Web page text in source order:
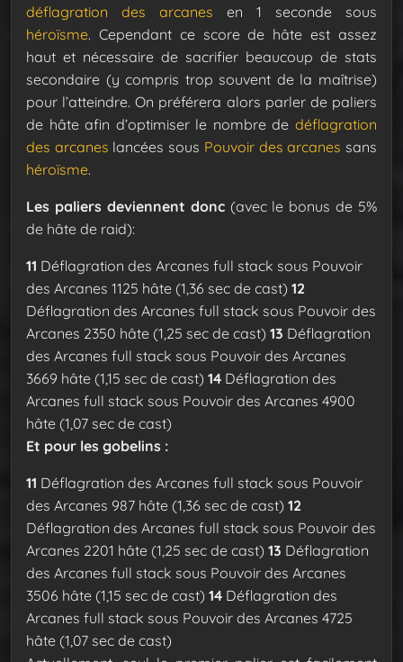
déflagration des arcanes en 1 seconde sous
héroïsme. Cependant ce score de hâte est assez
haut et nécessaire de sacrifier beaucoup de stats
secondaire (y compris trop souvent de la maîtrise)
pour l’atteindre. On préférera alors parler de paliers
de hâte afin d’optimiser le nombre de déflagration
des arcanes lancées sous Pouvoir des arcanes sans
héroïsme.
Les paliers deviennent donc(avec le bonus de 5%
de hâte de raid):
11 Déflagration des Arcanes full stack sous Pouvoir
des Arcanes 1125 hâte (1,36 sec de cast) 12
Déflagration des Arcanes full stack sous Pouvoir des
Arcanes 2350 hâte (1,25 sec de cast) 13 Déflagration
des Arcanes full stack sous Pouvoir des Arcanes
3669 hâte (1,15 sec de cast) 14 Déflagration des
Arcanes full stack sous Pouvoir des Arcanes 4900
hâte (1,07 sec de cast)
Et pour les gobelins :
11 Déflagration des Arcanes full stack sous Pouvoir
des Arcanes 987 hâte (1,36 sec de cast) 12
Déflagration des Arcanes full stack sous Pouvoir des
Arcanes 2201 hâte (1,25 sec de cast) 13 Déflagration
des Arcanes full stack sous Pouvoir des Arcanes
3506 hâte (1,15 sec de cast) 14 Déflagration des
Arcanes full stack sous Pouvoir des Arcanes 4725
hâte (1,07 sec de cast)